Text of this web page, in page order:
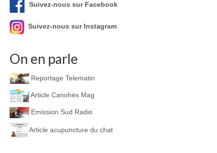
Suivez-nous sur Facebook
Suivez-nous sur Instagram
On en parle
Reportage Telematin
Article Canohès Mag
Emission Sud Radio
Article acupuncture du chat